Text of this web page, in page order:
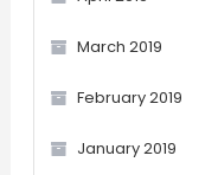
March 2019
February 2019
January 2019